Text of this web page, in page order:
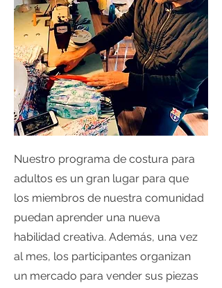
Nuestro programa de costura para
adultos es un gran lugar para que
los miembros de nuestra comunidad
puedan aprender una nueva
habilidad creativa. Además, una vez
al mes, los participantes organizan
un mercado para vender sus piezas